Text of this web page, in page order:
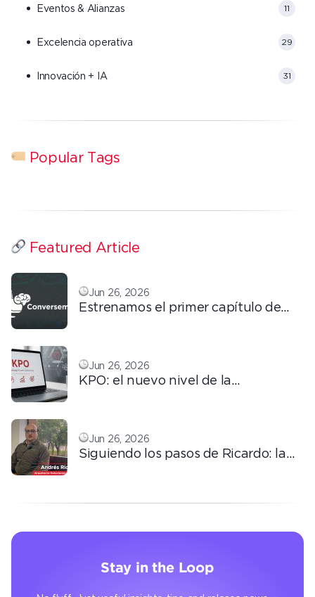
Eventos & Alianzas 11
Excelencia operativa 29
Innovación + IA 31
Popular Tags
Featured Article
Jun 26, 2026
Estrenamos el primer capítulo de
Jun 26, 2026
KPO: el nuevo nivel de la
Jun 26, 2026
Siguiendo los pasos de Ricardo: la
Stay in the Loop